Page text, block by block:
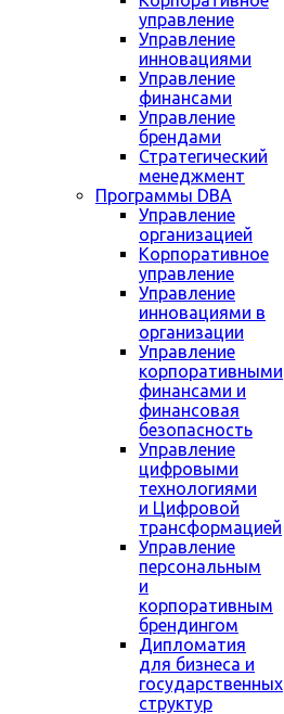
управление
Управление
инновациями
Управление
финансами
Управление
брендами
Стратегический
менеджмент
Программы DBA
Управление
организацией
Корпоративное
управление
Управление
инновациями в
организации
Управление
корпоративными
финансами и
финансовая
безопасность
Управление
цифровыми
технологиями
и Цифровой
трансформацией
Управление
персональным
и
корпоративным
брендингом
Дипломатия
для бизнеса и
государственных
структур